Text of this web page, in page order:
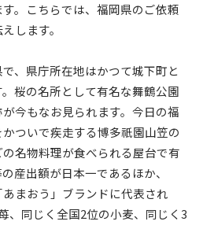
。こちらでは、福岡県のご依頼
します。
、県庁所在地はかつて城下町と
桜の名所として有名な舞鶴公園
今もなお見られます。今日の福
ついで疾走する博多祇園山笠の
名物料理が食べられる屋台で有
産出額が日本一であるほか、
あまおう」ブランドに代表され
、同じく全国2位の小麦、同じく3